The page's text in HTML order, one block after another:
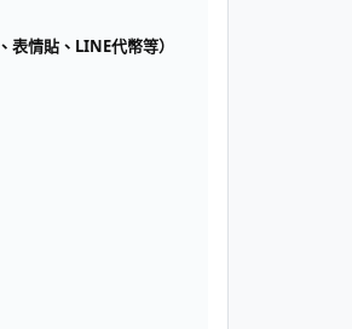
表情貼、LINE代幣等）